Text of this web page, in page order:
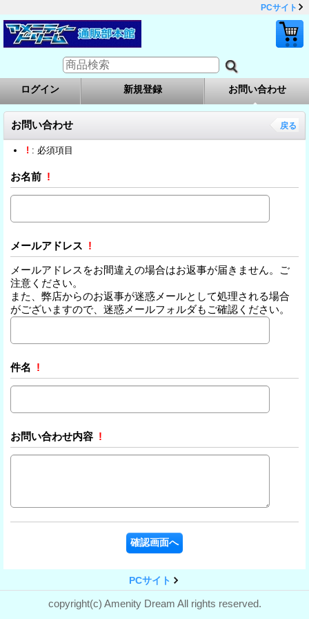
PCサイト
ログイン 新規登録 お問い合わせ
お問い合わせ 戻る
! : 必須項目
お名前 !
メールアドレス !
メールアドレスをお間違えの場合はお返事が届きません。ご
注意ください。
また、弊店からのお返事が迷惑メールとして処理される場合
がございますので、迷惑メールフォルダもご確認ください。
件名 !
お問い合わせ内容 !
PCサイト
copyright(c) Amenity Dream All rights reserved.